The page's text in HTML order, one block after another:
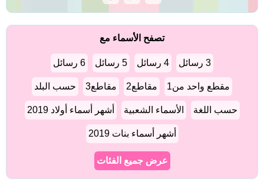
تصفح الأسماء مع
3 رسائل 4 رسائل 5 رسائل 6 رسائل
مقطع واحد من1 مقاطع2 مقاطع3 حسب البلد
حسب اللغة الأسماء الشعبية أشهر أسماء أولاد 2019
أشهر أسماء بنات 2019
عرض جميع الفئات